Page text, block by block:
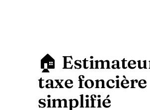
🏠
taxe foncière
simplifié